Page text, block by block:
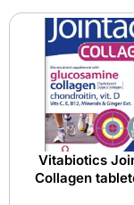
Vitabiotics
Collagen